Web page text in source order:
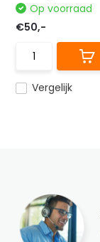
Vergelijk
Op voorraad
€50,-